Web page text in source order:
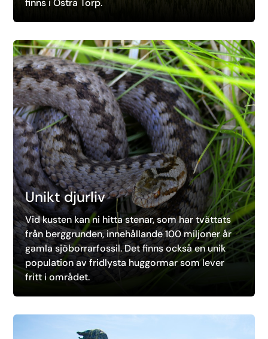
finns i Östra Torp.
Unikt djurliv
Vid kusten kan ni hitta stenar, som har tvättats
från berggrunden, innehållande 100 miljoner år
gamla sjöborrarfossil. Det finns också en unik
population av fridlysta huggormar som lever
fritt i området.